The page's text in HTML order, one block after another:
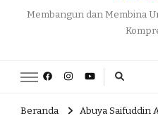
Membangun dan Membina
Beranda
Abuya Saifuddin